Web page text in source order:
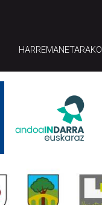
HARREMANETARAKO